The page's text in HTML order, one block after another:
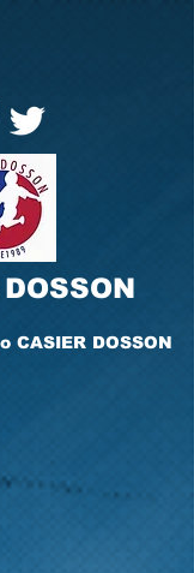
CASIER DOSSON